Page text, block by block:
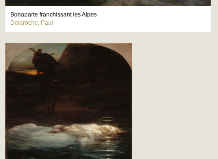
Bonaparte franchissant les Alpes
Delaroche, Paul